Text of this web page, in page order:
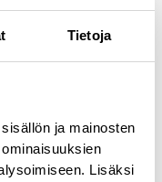
Tietoja
ja mainosten
Lisäksi